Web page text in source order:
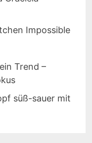
Impossible
Trend –
süß-sauer mit